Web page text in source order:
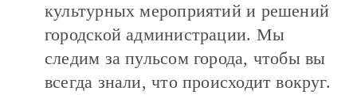
культурных мероприятий и решений
городской администрации. Мы
следим за пульсом города, чтобы вы
всегда знали, что происходит вокруг.